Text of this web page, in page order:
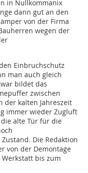
in Nullkommanix
dann gut an den
von der Firma
wegen der
Einbruchschutz
man auch gleich
bildet das
zwischen
der kalten Jahreszeit
immer wieder Zugluft
alte Tür für die
Die Redaktion
von der Demontage
bis zum